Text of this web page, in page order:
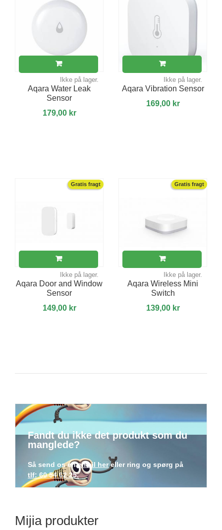
Ikke på lager.
Aqara Water Leak
Sensor
179,00 kr
Ikke på lager.
Aqara Vibration Sensor
169,00 kr
Gratis fragt
Ikke på lager.
Aqara Door and Window
Sensor
149,00 kr
Gratis fragt
Ikke på lager.
Aqara Wireless Mini
Switch
139,00 kr
Fandt du ikke det produkt som du
manglede?
Så send os enemail hereller ring og spørg på
tlf: 60 54 62 25.
Mijia produkter